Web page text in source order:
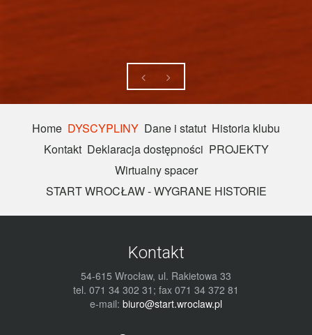
Home DYSCYPLINY Dane i statut Historia klubu
Kontakt Deklaracja dostępności PROJEKTY
Wirtualny spacer
START WROCŁAW - WYGRANE HISTORIE
Kontakt
54-615 Wrocław, ul. Rakietowa 33
tel. 071 34 302 31; fax 071 34 372 81
e-mail: biuro@start.wroclaw.pl